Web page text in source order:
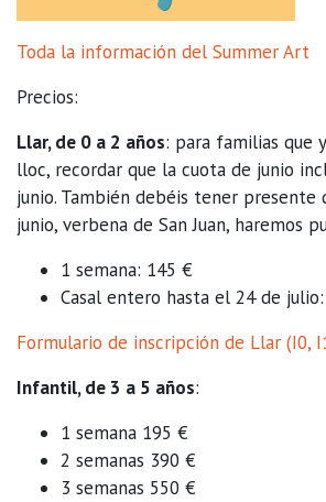
Toda la información del Summer Art
Precios:
Llar, de 0 a 2 años: para familias que
lloc, recordar que la cuota de junio
junio. También debéis tener presente
junio, verbena de San Juan, haremos
1 semana: 145 €
Casal entero hasta el 24 de
Formulario de inscripción de Llar (I0,
Infantil, de 3 a 5 años:
1 semana 195 €
2 semanas 390 €
3 semanas 550 €